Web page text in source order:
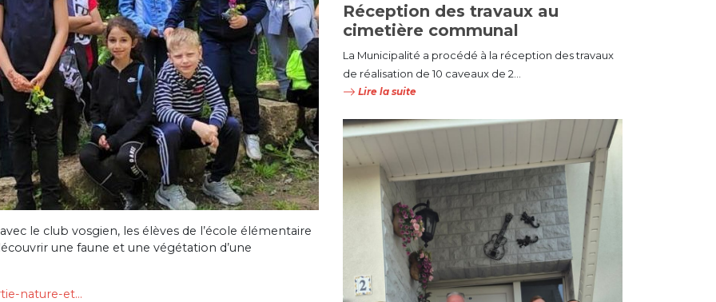
le club vosgien, les élèves de l’école élémentaire
une faune et une végétation d’une
nature-et…
Réception des travaux au
cimetière communal
La Municipalité a procédé à la réception des travaux
de réalisation de 10 caveaux de 2...
Lire la suite